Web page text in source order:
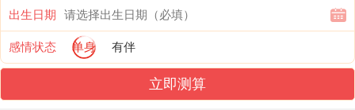
其道理。
谷雨（通常在4月19日或20日）后万物得雨
而生,寓意滋养与成长;选择当下祈福，有祈
出生日期
感情状态 单身 有伴
立即测算